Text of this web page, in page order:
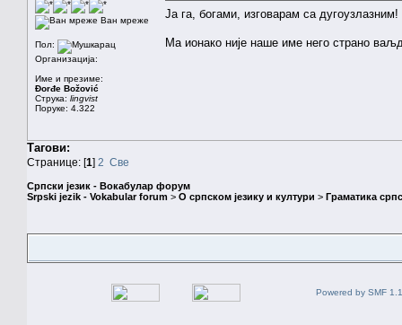
Ван мреже
Пол:
Организација:
Име и презиме:
Đorđe Božović
Струка: lingvist
Поруке: 4.322
Ја га, богами, изговарам са дугоузлазним!
Ма ионако није наше име него страно
Тагови:
Странице: [1] 2 Све
Српски језик - Вокабулар форум
Srpski jezik - Vokabular forum > О српском језику и култури > Граматика
Powered by SMF